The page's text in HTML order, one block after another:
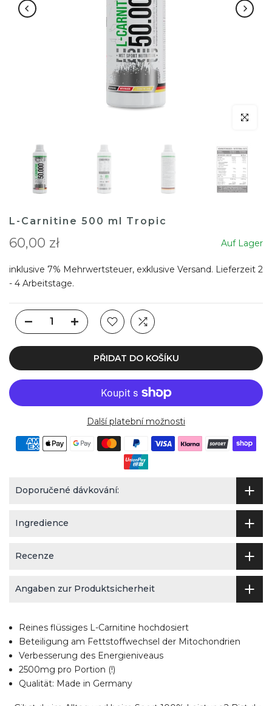
klicken
L-Carnitine 500 ml Tropic
60,00 zł Auf Lager
inklusive 7% Mehrwertsteuer, exklusive Versand. Lieferzeit 2
- 4 Arbeitstage.
PŘIDAT DO KOŠÍKU
Další platební možnosti
Doporučené dávkování:
Ingredience
Recenze
Angaben zur Produktsicherheit
Reines flüssiges L-Carnitine hochdosiert
Beteiligung am Fettstoffwechsel der Mitochondrien
Verbesserung des Energieniveaus
2500mg pro Portion (!)
Qualität: Made in Germany